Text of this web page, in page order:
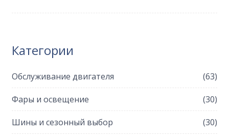
Категории
Обслуживание двигателя (63)
Фары и освещение (30)
Шины и сезонный выбор (30)